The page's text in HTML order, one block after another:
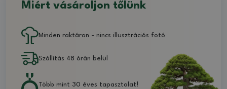
Miért vásároljon tőlünk
Minden raktáron - nincs illusztrációs fotó
Szállítás 48 órán belül
Több mint 30 éves tapasztalat!